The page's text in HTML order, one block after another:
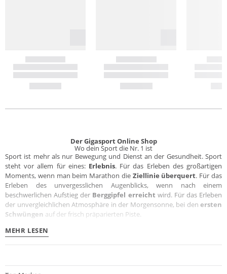
Der Gigasport Online Shop
Wo dein Sport die Nr. 1 ist
Sport ist mehr als nur Bewegung und Dienst an der Gesundheit. Sport
steht vor allem für eines: Erlebnis. Für das Erleben des großartigen
Moments, wenn man beim Marathon die Ziellinie überquert. Für das
Erleben des unvergesslichen Augenblicks, wenn nach einem
beschwerlichen Aufstieg der Berggipfel erreicht wird. Für das Erleben
der unvergleichlichen Atmosphäre in der Morgensonne, bei den ersten
Schwüngen auf der frisch präparierten Piste.
MEHR LESEN